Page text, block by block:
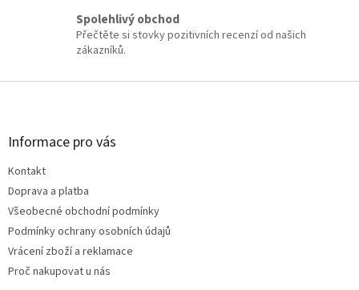
Spolehlivý obchod
Přečtěte si stovky pozitivních recenzí od našich
zákazníků.
Z
Informace pro vás
Kontakt
Doprava a platba
Všeobecné obchodní podmínky
Podmínky ochrany osobních údajů
Vrácení zboží a reklamace
Proč nakupovat u nás